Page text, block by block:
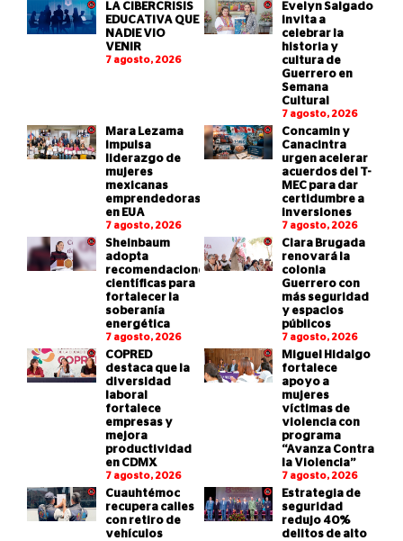
LA CIBERCRISIS
EDUCATIVA QUE
NADIE VIO
VENIR
7 agosto, 2026
Evelyn Salgado
invita a
celebrar la
historia y
cultura de
Guerrero en
Semana
Cultural
7 agosto, 2026
Mara Lezama
impulsa
liderazgo de
mujeres
mexicanas
emprendedoras
en EUA
7 agosto, 2026
Concamin y
Canacintra
urgen acelerar
acuerdos del T-
MEC para dar
certidumbre a
inversiones
7 agosto, 2026
Sheinbaum
adopta
recomendaciones
científicas para
fortalecer la
soberanía
energética
7 agosto, 2026
Clara Brugada
renovará la
colonia
Guerrero con
más seguridad
y espacios
públicos
7 agosto, 2026
COPRED
destaca que la
diversidad
laboral
fortalece
empresas y
mejora
productividad
en CDMX
7 agosto, 2026
Miguel Hidalgo
fortalece
apoyo a
mujeres
víctimas de
violencia con
programa
“Avanza Contra
la Violencia”
7 agosto, 2026
Cuauhtémoc
recupera calles
con retiro de
vehículos
Estrategia de
seguridad
redujo 40%
delitos de alto